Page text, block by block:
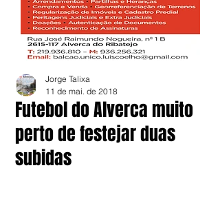
Futebol do Alverca muito
perto de festejar duas
subidas
Jorge Talixa
11 de mai. de 2018